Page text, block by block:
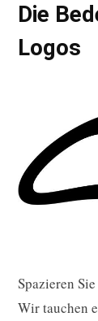
Die
Logos
Spazieren
Wir tauchen